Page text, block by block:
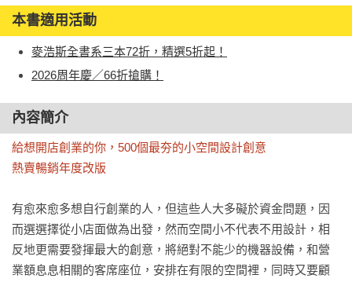
本書適用活動
麥浩斯全書系三本72折，精選5折起！
2026周年慶／66折搶購！
內容簡介
給想開店創業的你，500個最夯的小空間設計創意
熱賣暢銷年度改版
有愈來愈多想自行創業的人，但這些人大多礙於資金問題，因
而選選擇從小店面做為出發，然而空間小不代表不用設計，相
反地更需要發揮最大的創意，將絕對不能少的機器設備，和營
業額息息相關的客席座位，安排在有限的空間裡，同時又要顧